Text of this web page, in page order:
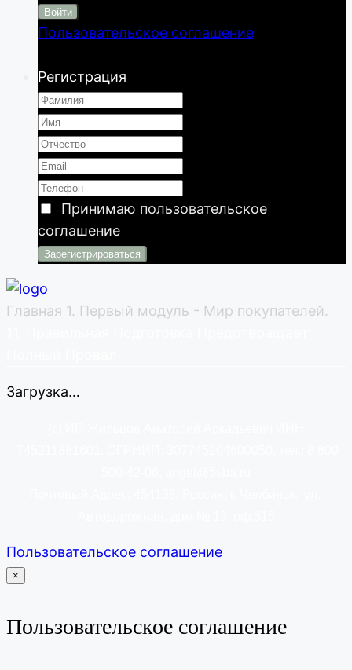
Войти
Пользовательское соглашение
Регистрация
Принимаю пользовательское
соглашение
Главная 1. Первый модуль - Мир покупателей.
Загрузка…
Пользовательское соглашение
×
закрыть
Пользовательское соглашение